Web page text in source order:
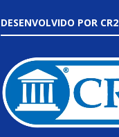
DESENVOLVIDO POR CR2